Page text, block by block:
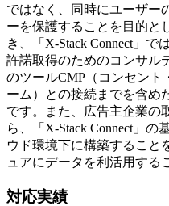
ではなく、同時にユーザー
ーを保護することを目的と
き、「X-Stack Connect」で
許諾取得のためのコンサル
のツールCMP（コンセント
ーム）との接続までを含め
です。また、広告主企業の
ら、「X-Stack Connect」
ウド環境下に構築すること
ュアにデータを利活用する
対応実績